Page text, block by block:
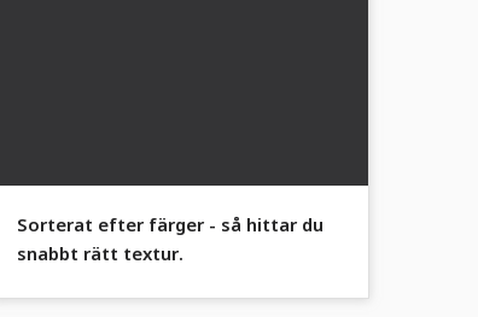
Sorterat efter färger - så hittar du
snabbt rätt textur.